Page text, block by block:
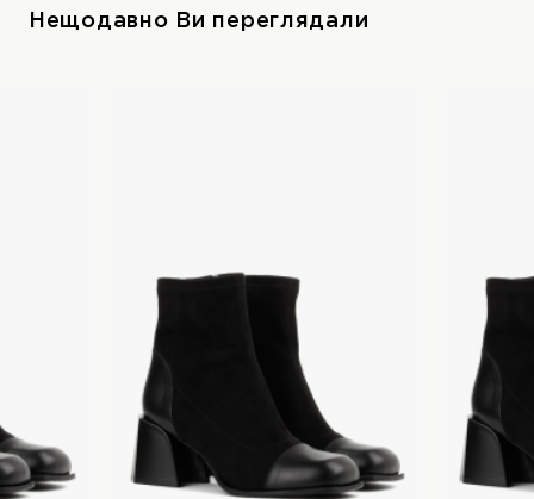
Нещодавно Ви переглядали